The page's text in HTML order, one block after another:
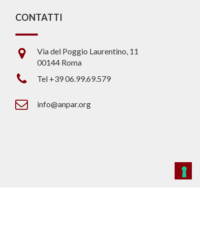
CONTATTI
Via del Poggio Laurentino, 11
00144 Roma
Tel +39 06.99.69.579
info@anpar.org